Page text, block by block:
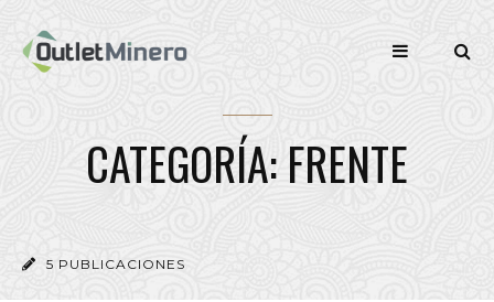
CATEGORÍA: FRENTE
5 PUBLICACIONES